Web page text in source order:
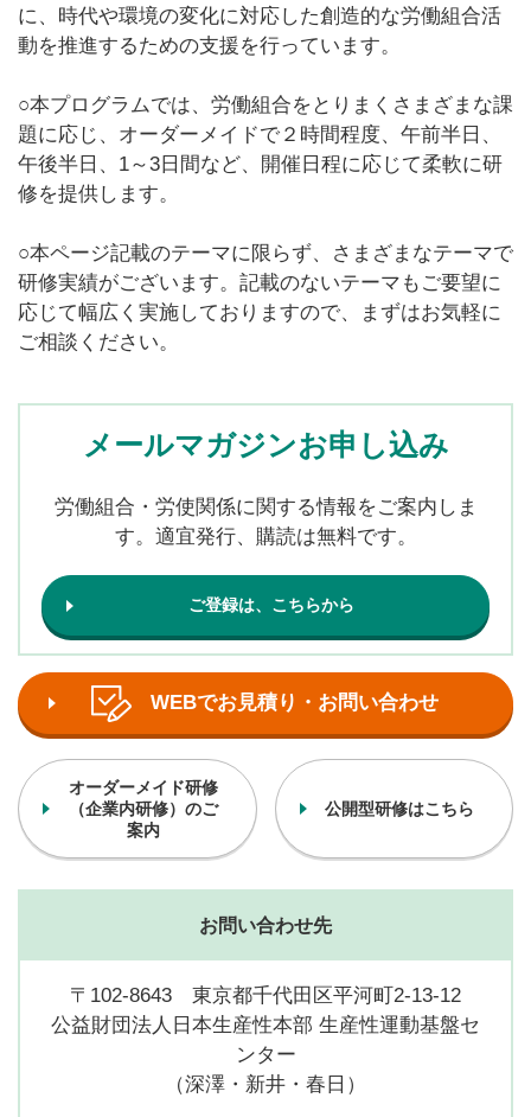
に、時代や環境の変化に対応した創造的な労働組合活
動を推進するための支援を行っています。
○本プログラムでは、労働組合をとりまくさまざまな課
題に応じ、オーダーメイドで２時間程度、午前半日、
午後半日、1～3日間など、開催日程に応じて柔軟に研
修を提供します。
○本ページ記載のテーマに限らず、さまざまなテーマで
研修実績がございます。記載のないテーマもご要望に
応じて幅広く実施しておりますので、まずはお気軽に
ご相談ください。
メールマガジンお申し込み
労働組合・労使関係に関する情報をご案内しま
す。適宜発行、購読は無料です。
ご登録は、こちらから
WEBでお見積り・お問い合わせ
オーダーメイド研修
（企業内研修）のご
案内
公開型研修はこちら
お問い合わせ先
〒102-8643 東京都千代田区平河町2-13-12
公益財団法人日本生産性本部 生産性運動基盤セ
ンター
（深澤・新井・春日）